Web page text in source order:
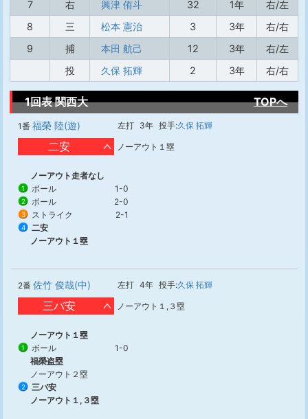
7
右 興津 侑斗 32 1年
右/左
8
三 松本 憲治 3 3年
右/右
9
捕 本田 航己 12 3年
右/左
投
久保 拓輝 2 3年 右/右
1回表 関西大 TOPへ
1番 福榮 陸(遊) 左打 3年 投手:久保 拓輝
二安 ノーアウト１塁
ノーアウト走者なし
1 ボール 1-0
2 ボール 2-0
3 ストライク 2-1
4
二安
ノーアウト１塁
2番 佐竹 俊哉(中) 左打 4年 投手:久保 拓輝
三バ安 ノーアウト１,３塁
ノーアウト１塁
1 ボール
1-0
福榮盗塁
ノーアウト２塁
2
三バ安
ノーアウト１,３塁